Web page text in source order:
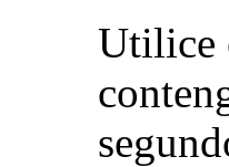
Utilice